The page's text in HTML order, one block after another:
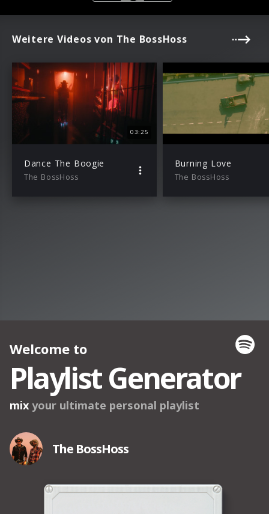
Weitere Videos von The BossHoss
03:25
Dance The Boogie
The BossHoss
Burning Love
The BossHoss